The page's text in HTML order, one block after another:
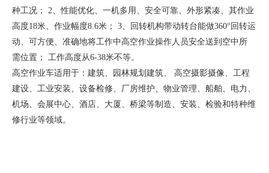
种工况； 2、性能优化、一机多用、安全可靠、外形紧凑、其作业
高度18米、作业幅度8.6米； 3、回转机构带动转台能做360°回转运
动、可方便、准确地将工作中高空作业操作人员安全送到空中所
需位置； 工作高度从6-38米不等。
高空作业车适用于：建筑、园林规划建筑、 高空摄影摄像、工程
建设、工业安装、设备检修、厂房维护、物业管理、船舶、电力、
机场、会展中心、酒店、大厦、桥梁等制造、安装、检验和特种维
修行业等领域。